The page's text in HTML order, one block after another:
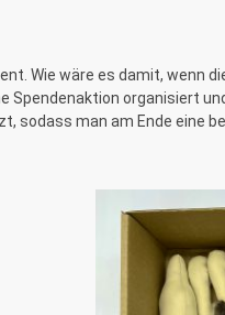
Wie wäre es damit, wenn
Spendenaktion organisiert
sodass man am Ende eine